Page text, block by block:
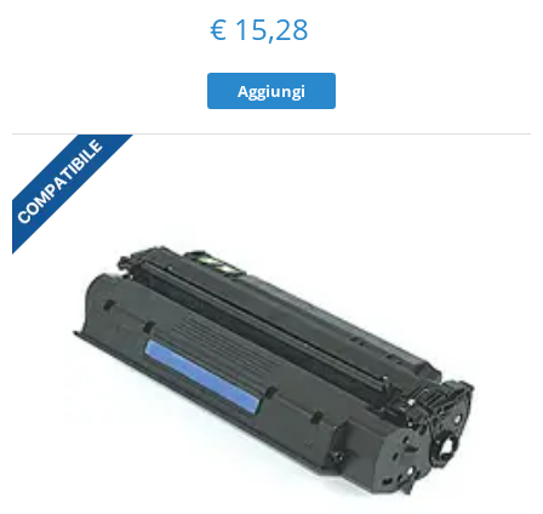
€ 15,28
Aggiungi